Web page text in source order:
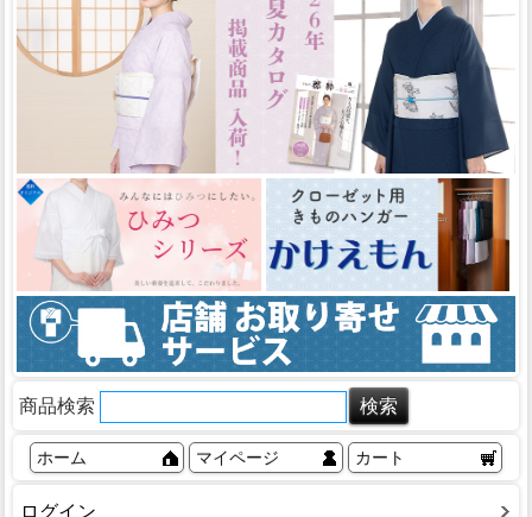
商品検索
ホーム マイページ カート
ログイン